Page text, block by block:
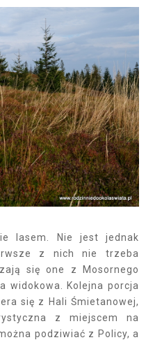
lasem. Nie jest jednak
z nich nie trzeba
się one z Mosornego
widokowa. Kolejna porcja
się z Hali Śmietanowej,
z miejscem na
podziwiać z Policy, a